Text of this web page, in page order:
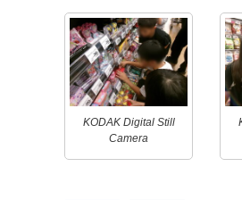
KODAK Digital Still
Camera